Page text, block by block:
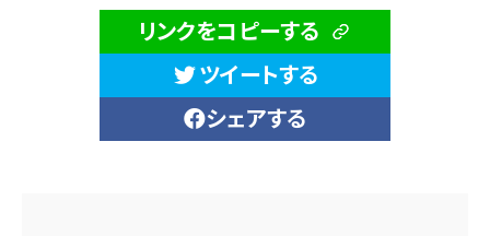
リンクをコピーする
ツイートする
シェアする